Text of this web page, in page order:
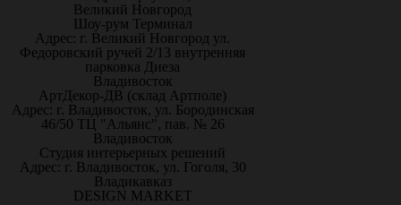
Великий Новгород
Шоу-рум Терминал
Адрес: г. Великий Новгород ул.
Федоровский ручей 2/13 внутренняя
парковка Диеза
Владивосток
АртДекор-ДВ (склад Артполе)
Адрес: г. Владивосток, ул. Бородинская
46/50 ТЦ "Альянс", пав. № 26
Владивосток
Студия интерьерных решений
Адрес: г. Владивосток, ул. Гоголя, 30
Владикавказ
DESIGN MARKET